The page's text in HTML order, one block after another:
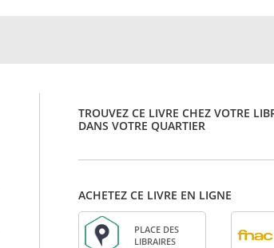
TROUVEZ CE LIVRE CHEZ VOTRE
DANS VOTRE QUARTIER
ACHETEZ CE LIVRE EN LIGNE
PLACE DES
LIBRAIRES